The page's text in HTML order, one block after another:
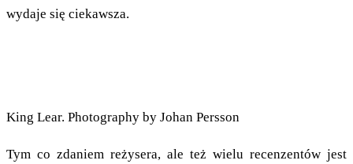
wydaje się ciekawsza.
King Lear. Photography by Johan Persson
Tym co zdaniem reżysera, ale też wielu recenzentów jest